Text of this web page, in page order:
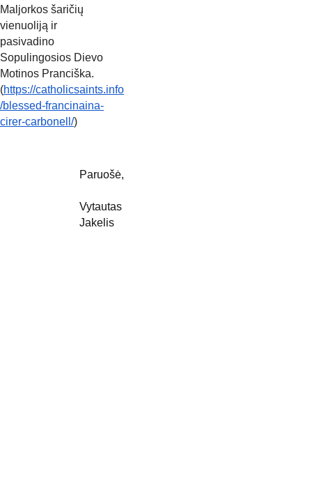
Maljorkos šaričių
vienuoliją ir
pasivadino
Sopulingosios Dievo
Motinos Pranciška.
(https://catholicsaints.info
/blessed-francinaina-
cirer-carbonell/)
Paruošė,
Vytautas
Jakelis